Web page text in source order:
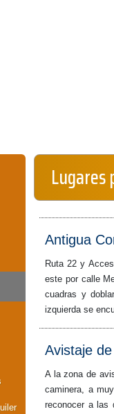
Lugares
Antigua
Ruta 22 y
este por calle
cuadras y
izquierda se
Avistaje
A la zona de
caminera, a
reconocer a las